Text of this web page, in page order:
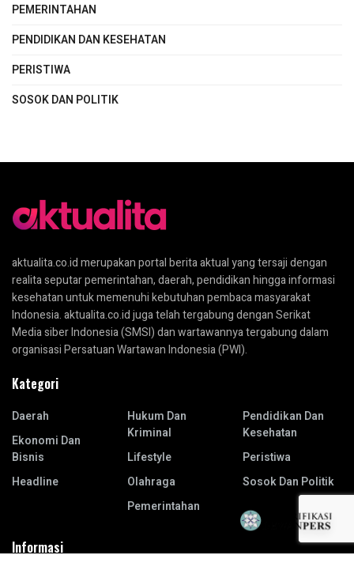
PEMERINTAHAN
PENDIDIKAN DAN KESEHATAN
PERISTIWA
SOSOK DAN POLITIK
aktualita.co.id merupakan portal berita aktual yang tersaji dengan
realita seputar pemerintahan, daerah, pendidikan hingga informasi
kesehatan untuk memenuhi kebutuhan pembaca masyarakat
Indonesia. aktualita.co.id juga telah tergabung dengan Serikat
Media siber Indonesia (SMSI) dan wartawannya tergabung dalam
organisasi Persatuan Wartawan Indonesia (PWI).
Kategori
Daerah
Ekonomi Dan
Bisnis
Headline
Hukum Dan
Kriminal
Lifestyle
Olahraga
Pemerintahan
Pendidikan Dan
Kesehatan
Peristiwa
Sosok Dan Politik
Informasi